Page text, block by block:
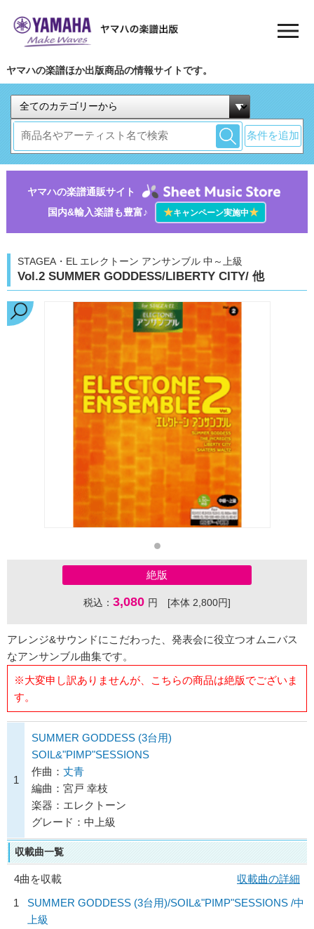
ヤマハの楽譜ほか出版商品の情報サイトです。
条件を追加
ヤマハの楽譜通販サイト
国内&輸入楽譜も豊富♪
★キャンペーン実施中★
STAGEA・EL エレクトーン アンサンブル 中～上級
Vol.2 SUMMER GODDESS/LIBERTY CITY/ 他
絶版
税込： 3,080 円 [本体 2,800円]
アレンジ&サウンドにこだわった、発表会に役立つオムニバス
なアンサンブル曲集です。
※大変申し訳ありませんが、こちらの商品は絶版でございま
す。
1
SUMMER GODDESS (3台用)
SOIL&"PIMP"SESSIONS
作曲： 丈青
編曲：宮戸 幸枝
楽器：エレクトーン
グレード：中上級
収載曲一覧
4曲を収載
収載曲の詳細
1
SUMMER GODDESS (3台用)/SOIL&"PIMP"SESSIONS /中
上級